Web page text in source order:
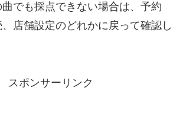
でも採点できない場合は、予約
店舗設定のどれかに戻って確認し
スポンサーリンク